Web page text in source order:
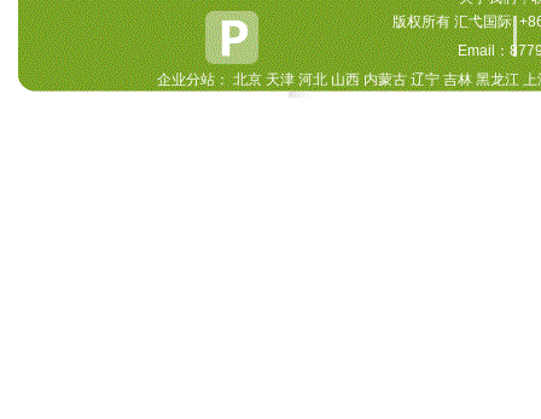
版权所有汇弋国际
Email：
企业分站： 北京 天津 河北 山西 内蒙古 辽宁 吉林 黑龙江 上